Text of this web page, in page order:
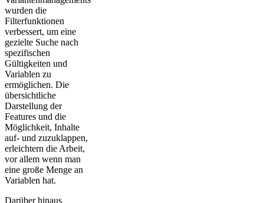
wurden die
Filterfunktionen
verbessert, um eine
gezielte Suche nach
spezifischen
Gültigkeiten und
Variablen zu
ermöglichen. Die
übersichtliche
Darstellung der
Features und die
Möglichkeit, Inhalte
auf- und zuzuklappen,
erleichtern die Arbeit,
vor allem wenn man
eine große Menge an
Variablen hat.
Darüber hinaus